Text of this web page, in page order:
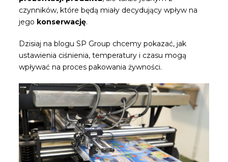
czynników, które będą miały decydujący wpływ na
jego konserwację.
Dzisiaj na blogu SP Group chcemy pokazać, jak
ustawienia ciśnienia, temperatury i czasu mogą
wpływać na proces pakowania żywności.